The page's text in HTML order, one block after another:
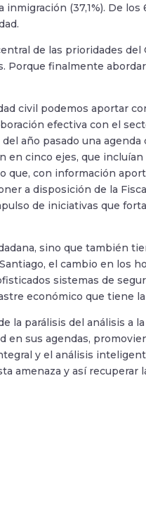
(37,1%). De
de las prioridades
Porque finalmente
civil podemos aportar
efectiva con el
año pasado una
en cinco ejes, que
con información
a disposición de la
de iniciativas que
sino que también
el cambio en los
sistemas de
económico que tiene
la parálisis del análisis a
en sus agendas,
y el análisis
amenaza y así recuperar